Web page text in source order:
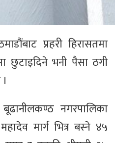
प्रहरी हिरासतमा
छुटाइदिने भनी पैसा ठगी
बूढानीलकण्ठ नगरपालिका
मार्ग भित्र बस्ने ४५